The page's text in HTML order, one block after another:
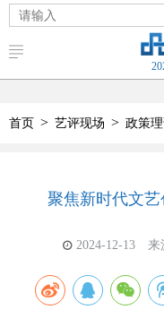
首页 > 艺评现场 > 政策
聚焦新时代文
2024-12-13 来